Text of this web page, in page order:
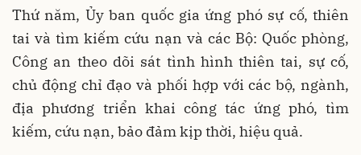
Thứ năm, Ủy ban quốc gia ứng phó sự cố, thiên
tai và tìm kiếm cứu nạn và các Bộ: Quốc phòng,
Công an theo dõi sát tình hình thiên tai, sự cố,
chủ động chỉ đạo và phối hợp với các bộ, ngành,
địa phương triển khai công tác ứng phó, tìm
kiếm, cứu nạn, bảo đảm kịp thời, hiệu quả.